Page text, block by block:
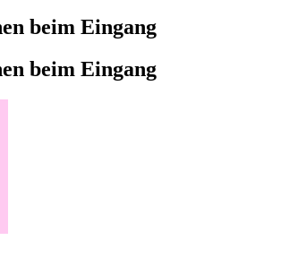
beim Eingang
beim Eingang